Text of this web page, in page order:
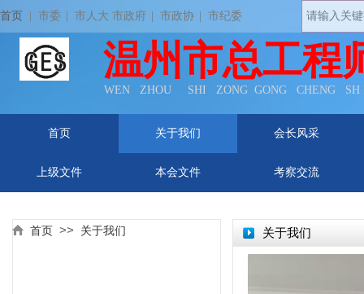
首页 | 市委 市人大 市政府 市政协 市纪委
温州市总工程
WEN ZHOU SHI ZONG GONG CHENG
首页 关于我们 会长风采
上级文件 本会文件 考察交流
关于我们​​​​
首页 >> 关于我们
首页 >> 关于我们